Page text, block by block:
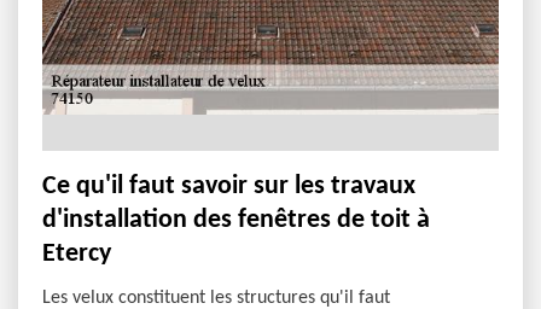
Ce qu'il faut savoir sur les travaux
d'installation des fenêtres de toit à
Etercy
Les velux constituent les structures qu'il faut